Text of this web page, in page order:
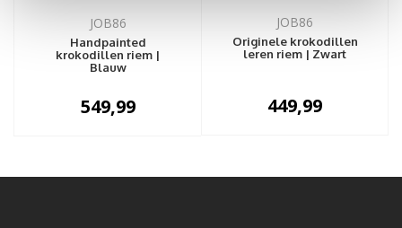
JOB86
Handpainted
krokodillen riem |
Blauw
549,99
JOB86
Originele krokodillen
leren riem | Zwart
449,99